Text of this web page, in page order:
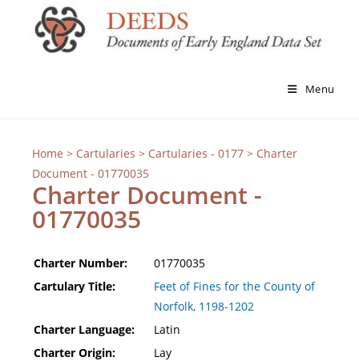
Menu
Home > Cartularies > Cartularies - 0177> Charter
Document - 01770035
Charter Document -
01770035
Charter Number:
01770035
Cartulary Title:
Feet of Fines for the County of
Norfolk, 1198-1202
Charter Language:
Latin
Charter Origin:
Lay